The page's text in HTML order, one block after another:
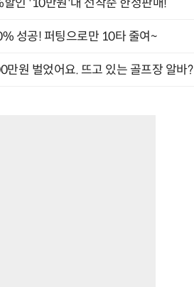
인 '10만원'대 선착순 한정판매!
성공! 퍼팅으로만 10타 줄여~
원 벌었어요. 뜨고 있는 골프장 알바?